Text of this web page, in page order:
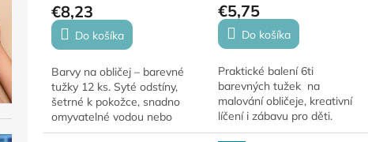
€8,23
Do košíka
Barvy na obličej – barevné
tužky 12 ks. Syté odstíny,
šetrné k pokožce, snadno
omyvatelné vodou nebo
jemným mýdlem.
€5,75
Do košíka
Praktické balení 6ti
barevných tužek na
malování obličeje, kreativní
líčení i zábavu pro děti.
Snadná aplikace a smývání!